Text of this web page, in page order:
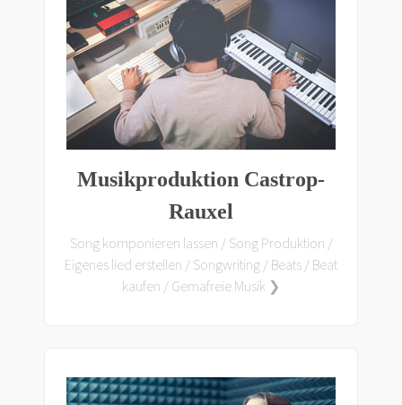
Musikproduktion Castrop-
Rauxel
Song komponieren lassen / Song Produktion /
Eigenes lied erstellen / Songwriting / Beats / Beat
kaufen / Gemafreie Musik ❯